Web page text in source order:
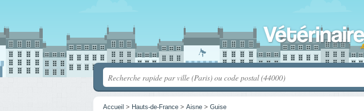
Accueil > Hauts-de-France > Aisne > Guise